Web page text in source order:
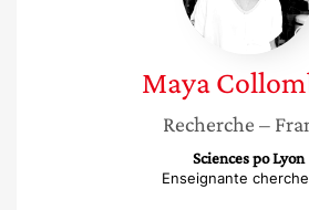
Maya
Recherche –
Sciences po Lyon
Enseignante